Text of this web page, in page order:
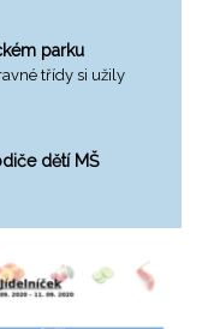
parku
třídy si užily
dětí MŠ